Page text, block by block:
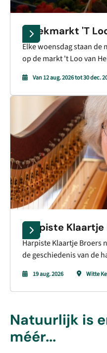
Weekmarkt 'T
Elke woensdag staan
op de markt 't Loo van
verschillende
diversiteit aan
tot 16:00 uur terecht
boodschappen.
Van 12 aug. 2026 tot 30 dec.
Harpiste Klaartje
Harpiste Klaartje Broers
de geschiedenis van de
veelzijdig het instrument
19 aug. 2026 Witte
Natuurlijk is
méér...